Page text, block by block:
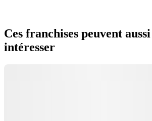
Ces franchises peuvent
intéresser